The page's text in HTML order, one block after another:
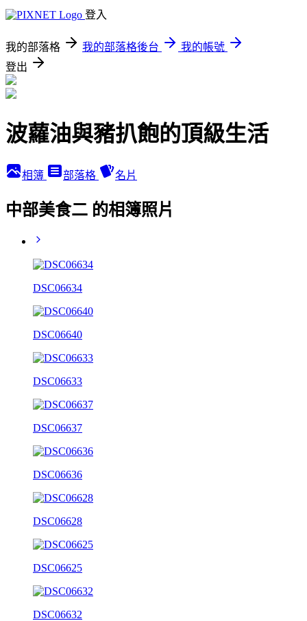
登入
我的部落格 我的部落格後台
我的帳號
登出
波蘿油與豬扒飽的頂級生活
相簿 部落格 名片
中部美食二 的相簿照片
DSC06634
DSC06640
DSC06633
DSC06637
DSC06636
DSC06628
DSC06625
DSC06632